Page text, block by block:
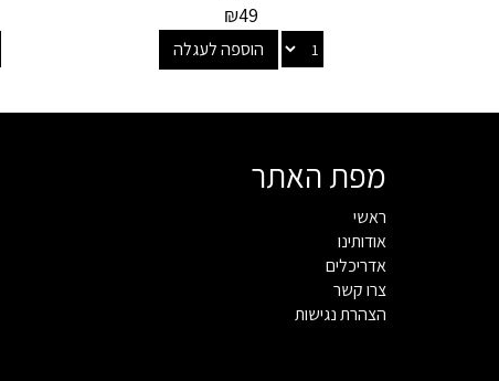
₪49
הוספה לעגלה
מפת האתר
ראשי
אודותינו
אדריכלים
צרו קשר
הצהרת נגישות